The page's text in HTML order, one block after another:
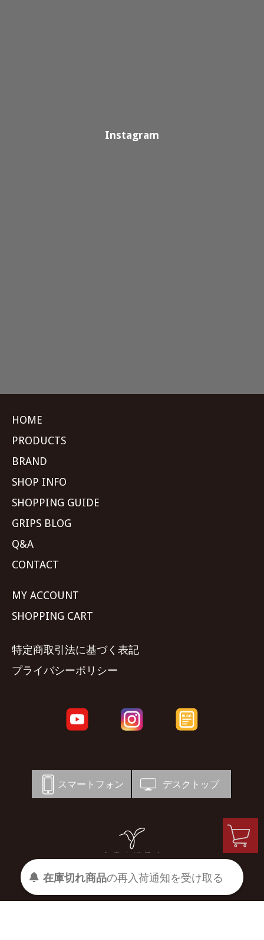
Instagram
HOME
PRODUCTS
BRAND
SHOP INFO
SHOPPING GUIDE
GRIPS BLOG
Q&A
CONTACT
MY ACCOUNT
SHOPPING CART
特定商取引法に基づく表記
プライバシーポリシー
スマートフォン デスクトップ
© 宗像山道具店 by GRIPS
在庫切れ商品の再入荷通知を受け取る